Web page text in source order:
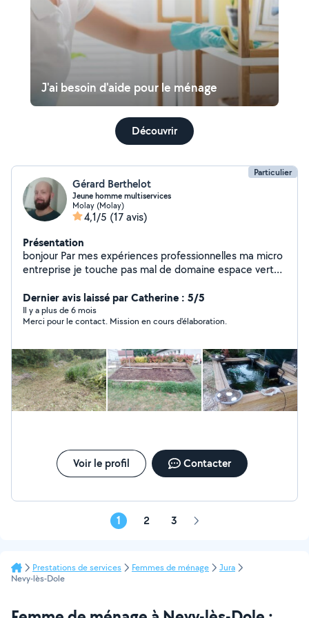
J'ai besoin d'aide pour le ménage
Découvrir
Particulier
Gérard Berthelot
Jeune homme multiservices
Molay (Molay)
4,1/5 (17 avis)
Présentation
bonjour Par mes expériences professionnelles ma micro
entreprise je touche pas mal de domaine espace vert
déménagement.... je suis un touche à tout et possède
tout le matériel nécessaire. bonne journée
Dernier avis laissé par Catherine : 5/5
Il y a plus de 6 mois
Merci pour le contact. Mission en cours d'élaboration.
Voir le profil Contacter
1 2 3 Page
Prestations de services Femmes de ménage
Jura
Nevy-lès-Dole